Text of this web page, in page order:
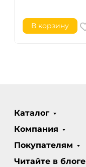
В корзину
Каталог
Компания
Покупателям
Читайте в блоге